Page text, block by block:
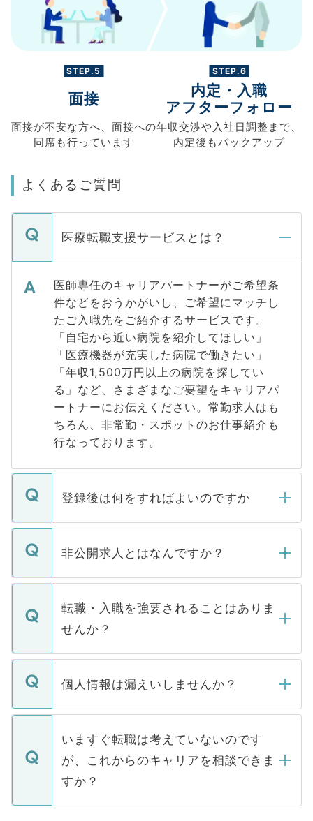
STEP.5
面接
面接が不安な方へ、 面接への
同席も行っています
STEP.6
内定・入職
アフターフォロー
年収交渉や入社日調整まで、
内定後もバックアップ
よくあるご質問
医療転職支援サービスとは？
医師専任のキャリアパートナーがご希望条
件などをおうかがいし、ご希望にマッチし
たご入職先をご紹介するサービスです。
「自宅から近い病院を紹介してほしい」
「医療機器が充実した病院で働きたい」
「年収1,500万円以上の病院を探してい
る」など、さまざまなご要望をキャリアパ
ートナーにお伝えください。常勤求人はも
ちろん、非常勤・スポットのお仕事紹介も
行なっております。
登録後は何をすればよいのですか
ご登録いただきましたら、弊社担当者がご
登録内容を確認し、その後メールもしくは
ます。通常、5営業日以内にはご連絡をせて
いただきますので、しばらくお待ちくださ
非公開求人とはなんですか？
マイナビDOCTORで取り扱っている求人の
うち約3割は、Webサイトからご覧いただ
けない「非公開求人」です。非公開求人は
下記の理由によって、一般には公開してい
ません。
■応募殺到を避けるため 人気のある医療機
関を公にしてしまうと、応募が殺到する場
に、医療機関が求める条件に合った人材の
みを人材紹介会社に依頼するケースが増え
ています。
転職・入職を強要されることはありま
せんか？
転職・入職を強要することは一切ありませ
ん。また、仮に応募先から内定をいただい
定を承諾する必要はありません。内定先へ
の辞退の連絡はキャリアパートナーが行い
個人情報は漏えいしませんか？
個人情報が漏えいすることはありませんの
で、ご安心ください。当サイトからの登録
などで収集したご登録者様の個人情報は、
ご本人のキャリアアップおよび転職活動の
支援を目的に使用いたします。お預かりし
ているすべての個人データはご本人の許可
いますぐ転職は考えていないのです
が、これからのキャリアを相談できま
すか？